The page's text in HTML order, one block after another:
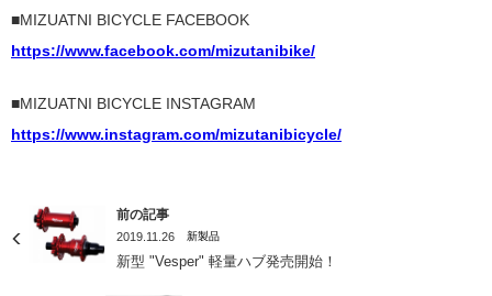
■MIZUATNI BICYCLE FACEBOOK
https://www.facebook.com/mizutanibike/
■MIZUATNI BICYCLE INSTAGRAM
https://www.instagram.com/mizutanibicycle/
前の記事
2019.11.26 新製品
新型 "Vesper" 軽量ハブ発売開始！